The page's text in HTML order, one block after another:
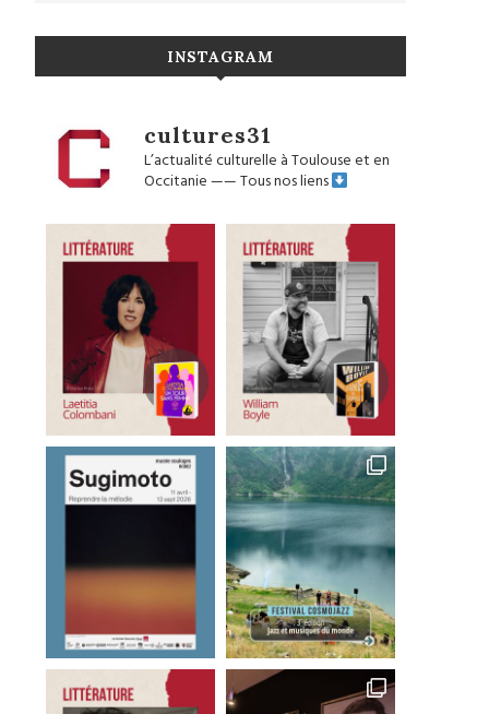
INSTAGRAM
cultures31
L’actualité culturelle à Toulouse et en
Occitanie——Tous nos liens